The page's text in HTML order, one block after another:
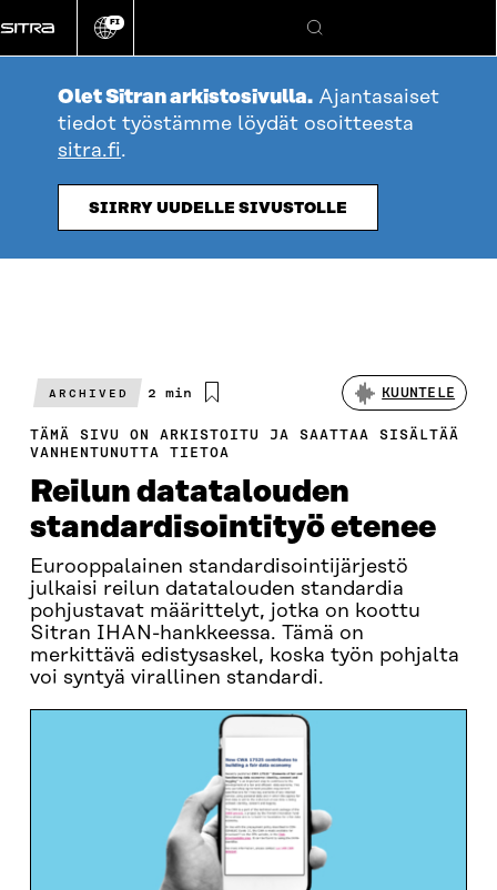
suoraan
sisältöön
Vaihda
kieli
FI
Hae
Olet Sitran arkistosivulla. Ajantasaiset
tiedot työstämme löydät osoitteesta
sitra.fi.
SIIRRY UUDELLE SIVUSTOLLE
ARCHIVED
Arvioitu
2 min KUUNTELE
TÄMÄ SIVU ON ARKISTOITU JA SAATTAA SISÄLTÄÄ
VANHENTUNUTTA TIETOA
Reilun datatalouden
standardisointityö etenee
Eurooppalainen standardisointijärjestö
julkaisi reilun datatalouden standardia
pohjustavat määrittelyt, jotka on koottu
Sitran IHAN-hankkeessa. Tämä on
merkittävä edistysaskel, koska työn pohjalta
voi syntyä virallinen standardi.